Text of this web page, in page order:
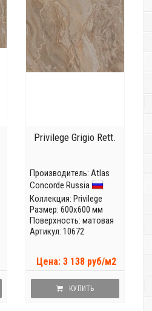
Privilege Grigio Rett.
Производитель: Atlas
Concorde Russia
Коллекция: Privilege
Размер: 600x600 мм
Поверхность: матовая
Артикул: 10672
Цена: 3 138 руб/м2
КУПИТЬ